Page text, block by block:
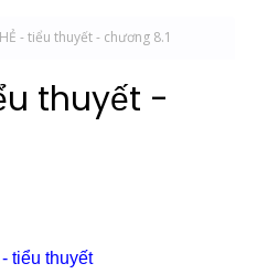
- tiểu thuyết - chương 8.1
thuyết -
tiểu thuyết